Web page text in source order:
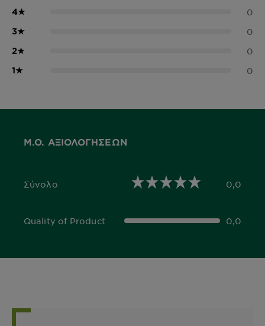
4★ 0
3★ 0
2★ 0
1★ 0
Μ.Ο. ΑΞΙΟΛΟΓΉΣΕΩΝ
Σύνολο
0,0 out of 5 stars 0,0
Quality of Product
0,0 out of 5 stars 0,0